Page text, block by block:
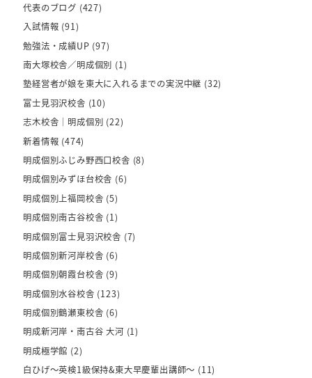
代表のブログ (427)
入試情報 (91)
勉強法・成績UP (97)
南大塚校舎／明成個別 (1)
塾経営者が娘を東大に入れるまでの実況中継 (32)
富士見羽沢校舎 (10)
志木校舎｜明成個別 (22)
新着情報 (474)
明成個別ふじみ野西口校舎 (8)
明成個別みずほ台校舎 (6)
明成個別上福岡校舎 (5)
明成個別南古谷校舎 (1)
明成個別富士見羽沢校舎 (7)
明成個別新河岸校舎 (6)
明成個別朝霞台校舎 (9)
明成個別水谷校舎 (123)
明成個別鶴瀬東校舎 (6)
明成新河岸・南古谷 大河 (1)
明成極学館 (2)
白ひげ～英検1級保持&東大早慶輩出講師～ (11)